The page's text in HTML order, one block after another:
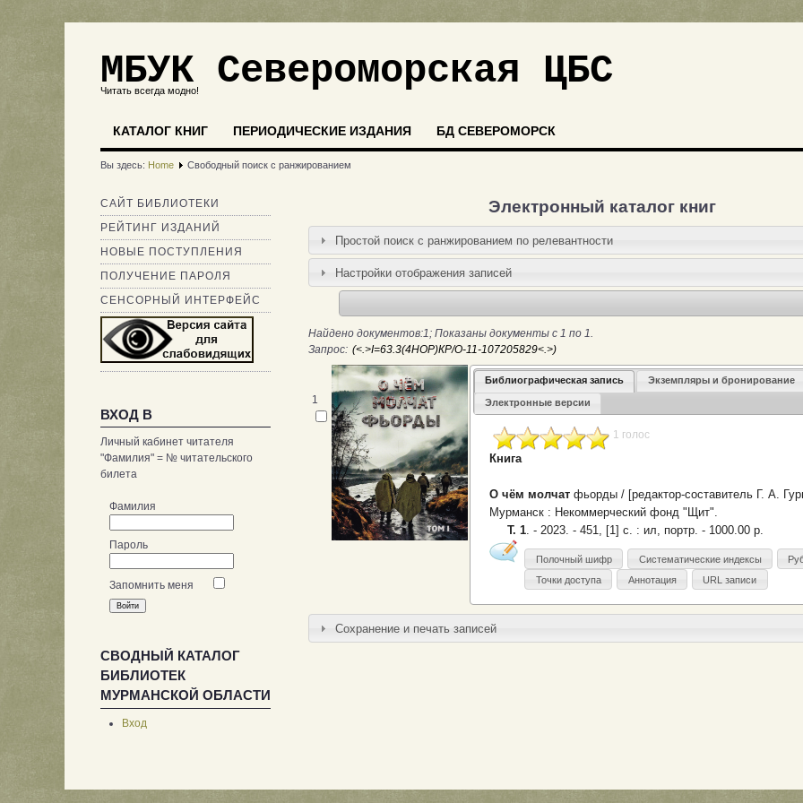
МБУК Североморская ЦБС
Читать всегда модно!
КАТАЛОГ КНИГ ПЕРИОДИЧЕСКИЕ ИЗДАНИЯ БД СЕВЕРОМОРСК
Вы здесь: Home Свободный поиск с ранжированием
САЙТ БИБЛИОТЕКИ
РЕЙТИНГ ИЗДАНИЙ
НОВЫЕ ПОСТУПЛЕНИЯ
ПОЛУЧЕНИЕ ПАРОЛЯ
СЕНСОРНЫЙ ИНТЕРФЕЙС
ВХОД В
Личный кабинет читателя
"Фамилия" = № читательского
билета
Фамилия
Пароль
Запомнить меня
СВОДНЫЙ КАТАЛОГ
БИБЛИОТЕК
МУРМАНСКОЙ ОБЛАСТИ
Вход
Электронный каталог книг
Простой поиск c ранжированием по релевантности
Настройки отображения записей
Найдено документов:1; Показаны документы с 1 по 1.
Запрос:
1
Библиографическая запись Экземпляры и бронирование
Электронные версии
1 голос
Книга
О чём молчат фьорды / [редактор-составитель Г. А.
Мурманск : Некоммерческий фонд "Щит".
Т. 1. - 2023. - 451, [1] с. : ил, портр. - 1000.00 р.
Полочный шифр Систематические индексы
Точки доступа
Аннотация URL записи
Сохранение и печать записей